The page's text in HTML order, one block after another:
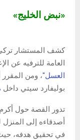
«نبض الخليج»
كشف المستشار
العامة للترفيه عن
العسل"، ومن
بوليفارد سيتي داخل
تدور القصة حول
أصدقاءه إلى المنزل
في تحقيق هدفه،